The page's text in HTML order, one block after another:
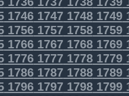
1746174717481749
1756175717581759
1766176717681769
1776177717781779
1786178717881789
1796179717981799